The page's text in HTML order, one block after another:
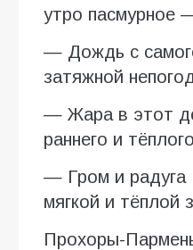
утро пасмурное
— Дождь с
затяжной
— Жара в этот
раннего и
— Гром и радуга
мягкой и тёплой
Прохоры-